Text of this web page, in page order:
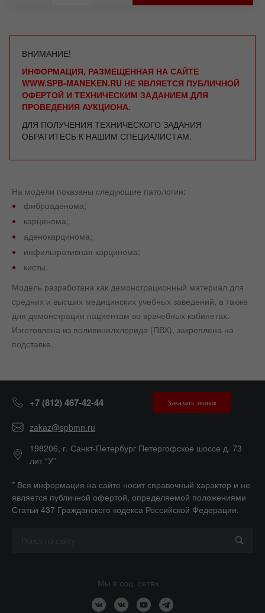
ВНИМАНИЕ!
ИНФОРМАЦИЯ, РАЗМЕЩЕННАЯ НА САЙТЕ
WWW.SPB-MANEKEN.RU НЕ ЯВЛЯЕТСЯ ПУБЛИЧНОЙ
ОФЕРТОЙ И ТЕХНИЧЕСКИМ ЗАДАНИЕМ ДЛЯ
ПРОВЕДЕНИЯ АУКЦИОНА.
ДЛЯ ПОЛУЧЕНИЯ ТЕХНИЧЕСКОГО ЗАДАНИЯ
ОБРАТИТЕСЬ К НАШИМ СПЕЦИАЛИСТАМ.
На модели показаны следующие патологии:
фиброаденома;
карцинома;
аденокарцинома;
инфильтративная карцинома;
кисты.
Модель разработана как демонстрационный материал для
средних и высших медицинских учебных заведений, а также
для демонстрации пациентам во врачебных кабинетах.
Изготовлена из поливинилхлорида (ПВХ), закреплена на
подставке.
+7 (812) 467-42-44 Заказать звонок
zakaz@spbmn.ru
198206, г. Санкт-Петербург Петергофское шоссе д. 73
лит “У”
* Вся информация на сайте носит справочный характер и не
является публичной офертой, определяемой положениями
Статьи 437 Гражданского кодекса Российской Федерации.
Мы в соц. сетях